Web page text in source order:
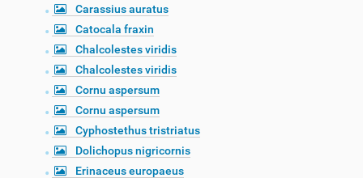
Carassius auratus
Catocala fraxin
Chalcolestes viridis
Chalcolestes viridis
Cornu aspersum
Cornu aspersum
Cyphostethus tristriatus
Dolichopus nigricornis
Erinaceus europaeus